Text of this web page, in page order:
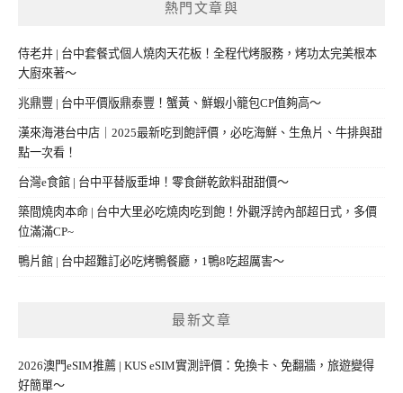
熱門文章與
侍老井 | 台中套餐式個人燒肉天花板！全程代烤服務，烤功太完美根本
大廚來著～
兆鼎豐 | 台中平價版鼎泰豐！蟹黃、鮮蝦小籠包CP值夠高～
漢來海港台中店｜2025最新吃到飽評價，必吃海鮮、生魚片、牛排與甜
點一次看！
台灣e食館 | 台中平替版垂坤！零食餅乾飲料甜甜價～
築間燒肉本命 | 台中大里必吃燒肉吃到飽！外觀浮誇內部超日式，多價
位滿滿CP~
鴨片館 | 台中超難訂必吃烤鴨餐廳，1鴨8吃超厲害～
最新文章
2026澳門eSIM推薦 | KUS eSIM實測評價：免換卡、免翻牆，旅遊變得
好簡單～